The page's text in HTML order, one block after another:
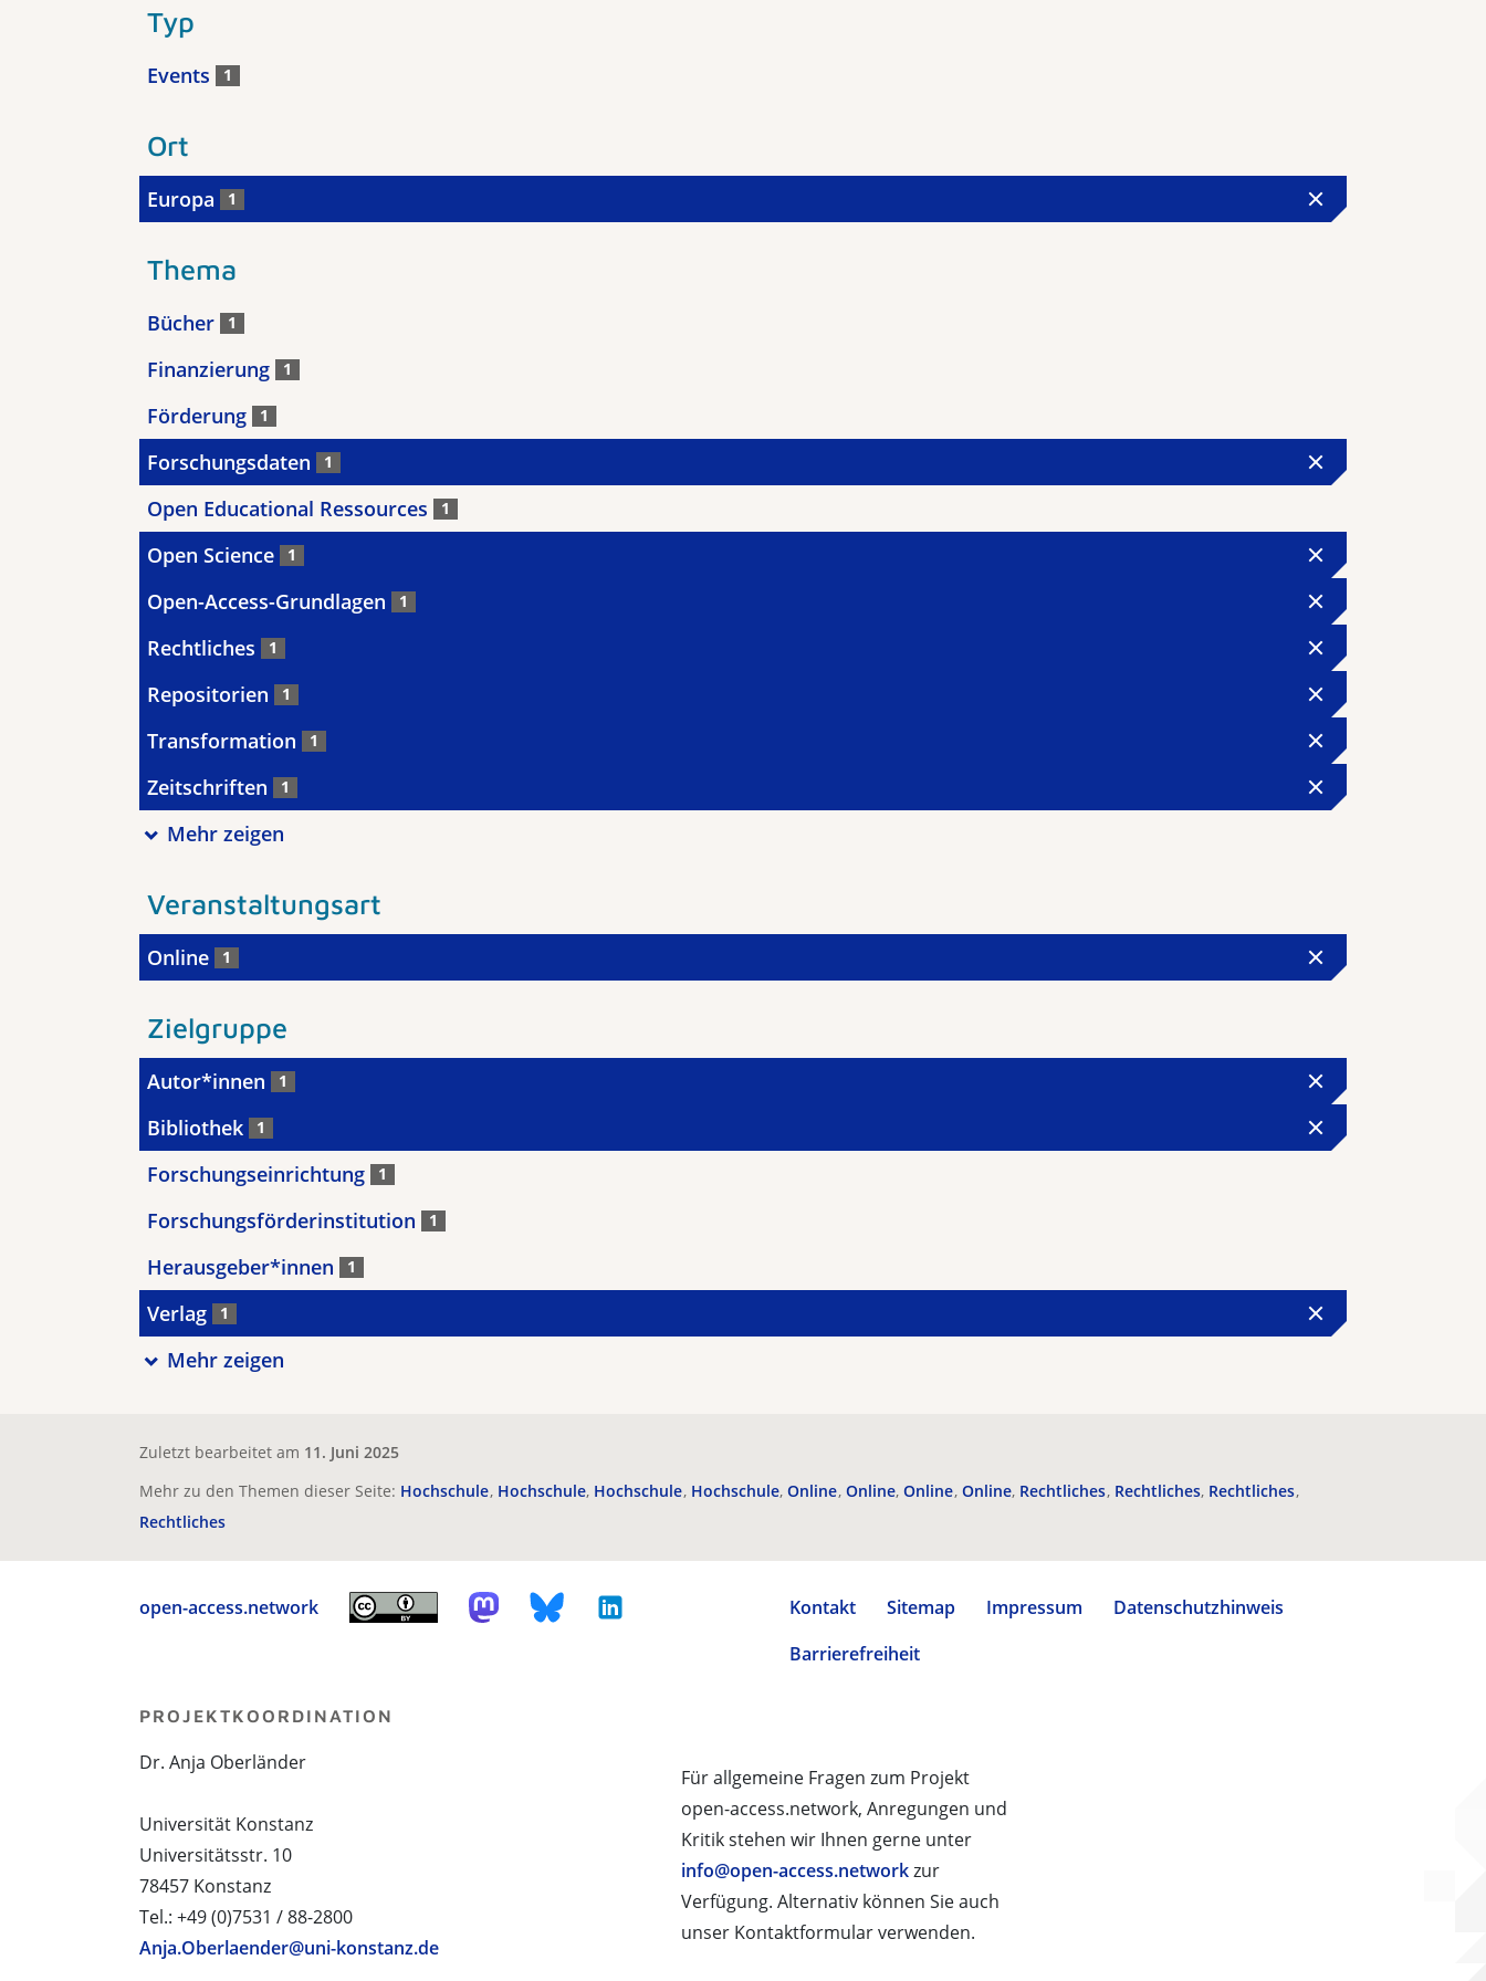
Typ
Events 1
Ort
Europa 1
Thema
Bücher 1
Finanzierung 1
Förderung 1
Forschungsdaten 1
Open Educational Ressources 1
Open Science 1
Open-Access-Grundlagen 1
Rechtliches 1
Repositorien 1
Transformation 1
Zeitschriften 1
Mehr zeigen
Veranstaltungsart
Online 1
Zielgruppe
Autor*innen 1
Bibliothek 1
Forschungseinrichtung 1
Forschungsförderinstitution 1
Herausgeber*innen 1
Verlag 1
Mehr zeigen
Zuletzt bearbeitet am 11. Juni 2025
Mehr zu den Themen dieser Seite: Hochschule Hochschule Hochschule Hochschule Online Online Online Online Rechtliches Rechtliches Rechtliches
Rechtliches
open-access.network Kontakt Sitemap Impressum
Datenschutzhinweis
Barrierefreiheit
Für allgemeine Fragen zum Projekt
open-access.network, Anregungen und
Kritik stehen wir Ihnen gerne unter
info@open-access.networkzur
Verfügung. Alternativ können Sie auch
unser Kontaktformular verwenden.
PROJEKTKOORDINATION
Dr. Anja Oberländer
Universität Konstanz
Universitätsstr. 10
78457 Konstanz
Tel.: +49 (0)7531 / 88-2800
Anja.Oberlaender@uni-konstanz.de